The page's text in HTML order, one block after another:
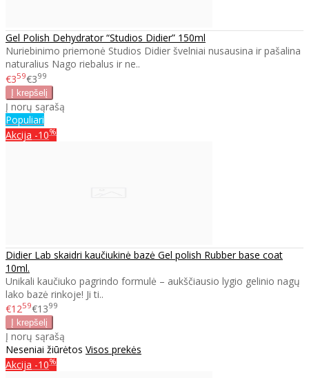
Gel Polish Dehydrator “Studios Didier” 150ml
Nuriebinimo priemonė Studios Didier švelniai nusausina ir pašalina
naturalius Nago riebalus ir ne..
€359€399
Į norų sąrašą
Populiari
Akcija -10%
Didier Lab skaidri kaučiukinė bazė Gel polish Rubber base coat
10ml.
Unikali kaučiuko pagrindo formulė – aukščiausio lygio gelinio nagų
lako bazė rinkoje! Ji ti..
€1259€1399
Į norų sąrašą
Neseniai žiūrėtos Visos prekės
Akcija -10%